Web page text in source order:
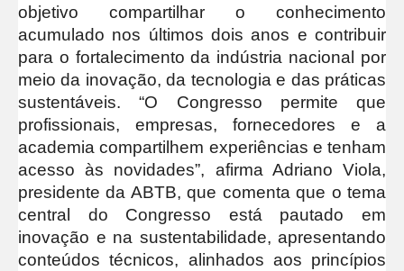
objetivo compartilhar o conhecimento
acumulado nos últimos dois anos e contribuir
para o fortalecimento da indústria nacional por
meio da inovação, da tecnologia e das práticas
sustentáveis. “O Congresso permite que
profissionais, empresas, fornecedores e a
academia compartilhem experiências e tenham
acesso às novidades”, afirma Adriano Viola,
presidente da ABTB, que comenta que o tema
central do Congresso está pautado em
inovação e na sustentabilidade, apresentando
conteúdos técnicos, alinhados aos princípios